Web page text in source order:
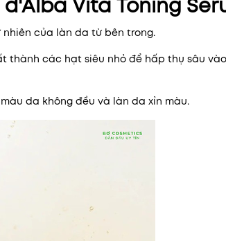
Vita Toning
của làn da từ bên trong.
thành các hạt siêu nhỏ để hấp thụ sâu
da không đều và làn da xỉn màu.